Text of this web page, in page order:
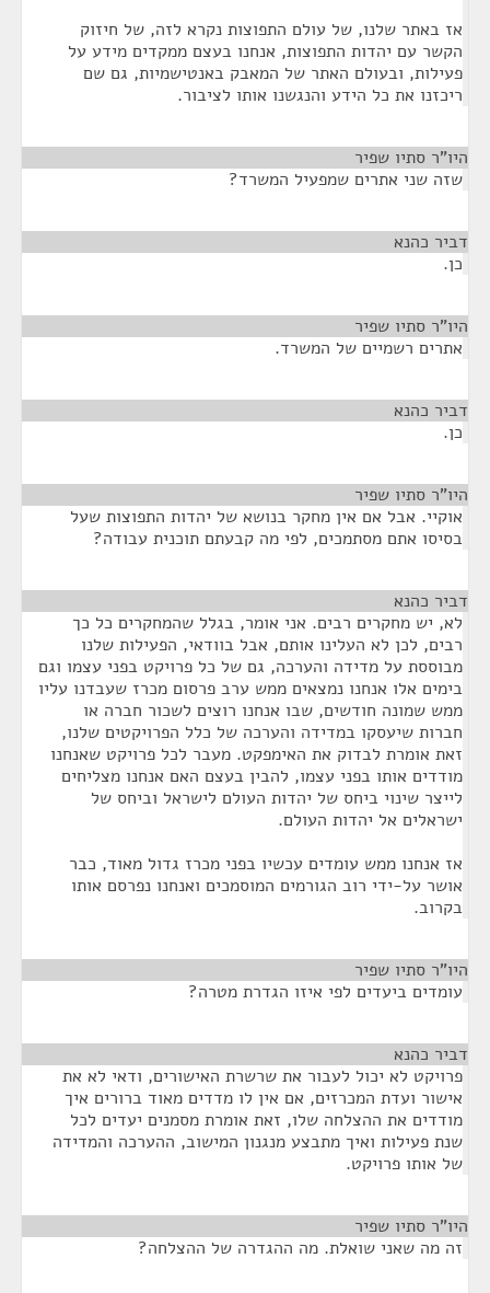
אז באתר שלנו, של עולם התפוצות נקרא לזה, של חיזוק
הקשר עם יהדות התפוצות, אנחנו בעצם ממקדים מידע על
פעילות, ובעולם האתר של המאבק באנטישמיות, גם שם
ריכזנו את כל הידע והנגשנו אותו לציבור.
היו"ר סתיו שפיר
שזה שני אתרים שמפעיל המשרד?
דביר כהנא
כן.
היו"ר סתיו שפיר
אתרים רשמיים של המשרד.
דביר כהנא
כן.
היו"ר סתיו שפיר
אוקיי. אבל אם אין מחקר בנושא של יהדות התפוצות שעל
בסיסו אתם מסתמכים, לפי מה קבעתם תוכנית עבודה?
דביר כהנא
לא, יש מחקרים רבים. אני אומר, בגלל שהמחקרים כל כך
רבים, לכן לא העלינו אותם, אבל בוודאי, הפעילות שלנו
מבוססת על מדידה והערכה, גם של כל פרויקט בפני עצמו וגם
בימים אלו אנחנו נמצאים ממש ערב פרסום מכרז שעבדנו עליו
ממש שמונה חודשים, שבו אנחנו רוצים לשכור חברה או
חברות שיעסקו במדידה והערכה של כלל הפרויקטים שלנו,
זאת אומרת לבדוק את האימפקט. מעבר לכל פרויקט שאנחנו
מודדים אותו בפני עצמו, להבין בעצם האם אנחנו מצליחים
לייצר שינוי ביחס של יהדות העולם לישראל וביחס של
ישראלים אל יהדות העולם.
אז אנחנו ממש עומדים עכשיו בפני מכרז גדול מאוד, כבר
אושר על-ידי רוב הגורמים המוסמכים ואנחנו נפרסם אותו
בקרוב.
היו"ר סתיו שפיר
עומדים ביעדים לפי איזו הגדרת מטרה?
דביר כהנא
פרויקט לא יכול לעבור את שרשרת האישורים, ודאי לא את
אישור ועדת המכרזים, אם אין לו מדדים מאוד ברורים איך
מודדים את ההצלחה שלו, זאת אומרת מסמנים יעדים לכל
שנת פעילות ואיך מתבצע מנגנון המישוב, ההערכה והמדידה
של אותו פרויקט.
היו"ר סתיו שפיר
זה מה שאני שואלת. מה ההגדרה של ההצלחה?